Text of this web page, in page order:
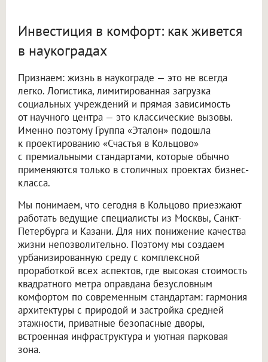
Инвестиция в комфорт: как живется
в наукоградах
Признаем: жизнь в наукограде — это не всегда
легко. Логистика, лимитированная загрузка
социальных учреждений и прямая зависимость
от научного центра — это классические вызовы.
Именно поэтому Группа «Эталон» подошла
к проектированию «Счастья в Кольцово»
с премиальными стандартами, которые обычно
применяются только в столичных проектах бизнес-
класса.
Мы понимаем, что сегодня в Кольцово приезжают
работать ведущие специалисты из Москвы, Санкт-
Петербурга и Казани. Для них понижение качества
жизни непозволительно. Поэтому мы создаем
урбанизированную среду с комплексной
проработкой всех аспектов, где высокая стоимость
квадратного метра оправдана безусловным
комфортом по современным стандартам: гармония
архитектуры с природой и застройка средней
этажности, приватные безопасные дворы,
встроенная инфраструктура и уютная парковая
зона.